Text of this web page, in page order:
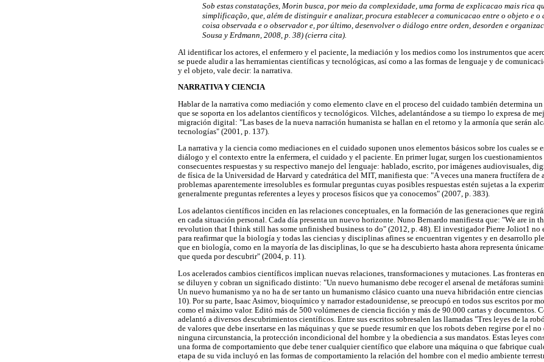
Sob estas constatações, Morin busca, por meio da complexidade, uma forma de explicacao mais rica
simplificação, que, além de distinguir e analizar, procura establecer a comunicacao entre o objeto e o
coisa observada e o observador e, por último, desenvolver o diálogo entre orden, desorden e
Sousa y Erdmann, 2008, p. 38) (cierra cita).
Al identificar los actores, el enfermero y el paciente, la mediación y los medios como los instrumentos que
se puede aludir a las herramientas científicas y tecnológicas, así como a las formas de lenguaje y de
y el objeto, vale decir: la narrativa.
NARRATIVA Y CIENCIA
Hablar de la narrativa como mediación y como elemento clave en el proceso del cuidado también determina
que se soporta en los adelantos científicos y tecnológicos. Vilches, adelantándose a su tiempo lo expresa de
migración digital: "Las bases de la nueva narración humanista se hallan en el retorno y la armonía que serán
tecnologías" (2001, p. 137).
La narrativa y la ciencia como mediaciones en el cuidado suponen unos elementos básicos sobre los cuales se
diálogo y el contexto entre la enfermera, el cuidado y el paciente. En primer lugar, surgen los cuestionamientos
consecuentes respuestas y su respectivo manejo del lenguaje: hablado, escrito, por imágenes audiovisuales,
de física de la Universidad de Harvard y catedrática del MIT, manifiesta que: "A veces una manera fructífera de
problemas aparentemente irresolubles es formular preguntas cuyas posibles respuestas estén sujetas a la
generalmente preguntas referentes a leyes y procesos físicos que ya conocemos" (2007, p. 383).
Los adelantos científicos inciden en las relaciones conceptuales, en la formación de las generaciones que
en cada situación personal. Cada día presenta un nuevo horizonte. Nuno Bernardo manifiesta que: "We are in
revolution that I think still has some unfinished business to do" (2012, p. 48). El investigador Pierre Joliot1 no
para reafirmar que la biología y todas las ciencias y disciplinas afines se encuentran vigentes y en desarrollo
que en biología, como en la mayoría de las disciplinas, lo que se ha descubierto hasta ahora representa
que queda por descubrir" (2004, p. 11).
Los acelerados cambios científicos implican nuevas relaciones, transformaciones y mutaciones. Las fronteras
se diluyen y cobran un significado distinto: "Un nuevo humanismo debe recoger el arsenal de metáforas
Un nuevo humanismo ya no ha de ser tanto un humanismo clásico cuanto una nueva hibridación entre ciencias
10). Por su parte, Isaac Asimov, bioquímico y narrador estadounidense, se preocupó en todos sus escritos por
como el máximo valor. Editó más de 500 volúmenes de ciencia ficción y más de 90.000 cartas y documentos.
adelantó a diversos descubrimientos científicos. Entre sus escritos sobresalen las llamadas "Tres leyes de la
de valores que debe insertarse en las máquinas y que se puede resumir en que los robots deben regirse por el
ninguna circunstancia, la protección incondicional del hombre y la obediencia a sus mandatos. Estas leyes
una forma de comportamiento que debe tener cualquier científico que elabore una máquina o que fabrique
etapa de su vida incluyó en las formas de comportamiento la relación del hombre con el medio ambiente